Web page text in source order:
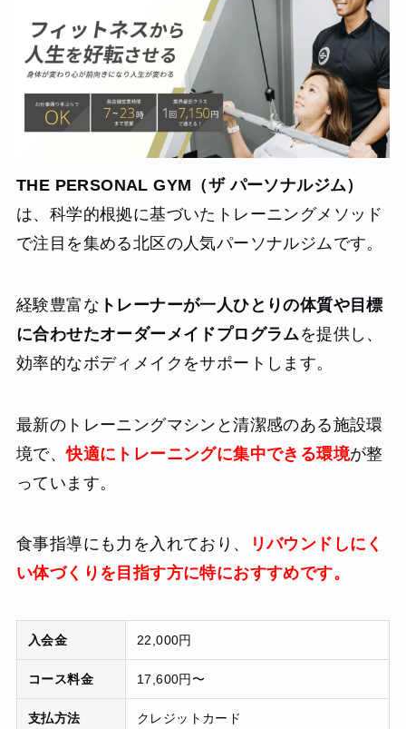
THE PERSONAL GYM（ザ パーソナルジム）
は、科学的根拠に基づいたトレーニングメソッド
で注目を集める北区の人気パーソナルジムです。
経験豊富な トレーナーが一人ひとりの体質や目標
に合わせたオーダーメイドプログラム を提供し、
効率的なボディメイクをサポートします。
最新のトレーニングマシンと清潔感のある施設環
境で、快適にトレーニングに集中できる環境が整
っています。
食事指導にも力を入れており、
リバウンドしにく
い体づくりを目指す方に特におすすめです。
入会金 22,000円
コース料金 17,600円〜
支払方法 クレジットカード